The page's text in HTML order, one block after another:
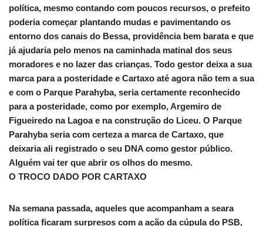
política, mesmo contando com poucos recursos, o prefeito
poderia começar plantando mudas e pavimentando os
entorno dos canais do Bessa, providência bem barata e que
já ajudaria pelo menos na caminhada matinal dos seus
moradores e no lazer das crianças. Todo gestor deixa a sua
marca para a posteridade e Cartaxo até agora não tem a sua
e com o Parque Parahyba, seria certamente reconhecido
para a posteridade, como por exemplo, Argemiro de
Figueiredo na Lagoa e na construção do Liceu. O Parque
Parahyba seria com certeza a marca de Cartaxo, que
deixaria ali registrado o seu DNA como gestor público.
Alguém vai ter que abrir os olhos do mesmo.
O TROCO DADO POR CARTAXO
Na semana passada, aqueles que acompanham a seara
política ficaram surpresos com a ação da cúpula do PSB,